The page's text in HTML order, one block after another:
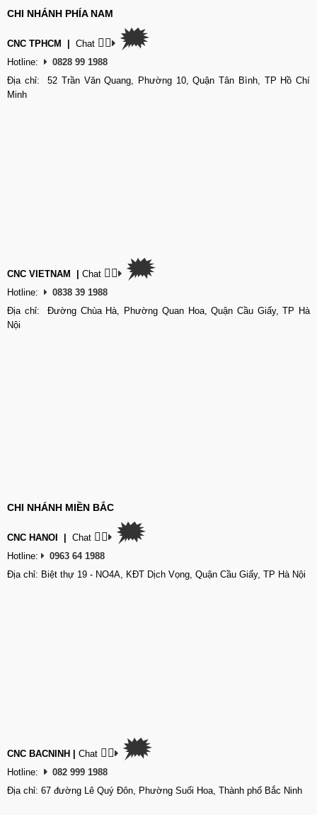
CHI NHÁNH PHÍA NAM
CNC TPHCM Chat 👉🏽 🗯
Hotline:
0828 99 1988
Địa chỉ: 52 Trần Văn Quang, Phường 10, Quận Tân Bình, TP Hồ Chí
Minh
CNC VIETNAM Chat 👉🏽 🗯
Hotline:
0838 39 1988
Địa chỉ: Đường Chùa Hà, Phường Quan Hoa, Quận Cầu Giấy, TP Hà
Nội
CHI NHÁNH MIỀN BẮC
CNC HANOI Chat 👉🏽 🗯
Hotline:
0963 64 1988
Địa chỉ: Biệt thự 19 - NO4A, KĐT Dịch Vọng, Quận Cầu Giấy, TP Hà Nội
CNC BACNINH Chat 👉🏽 🗯
Hotline:
082 999 1988
Địa chỉ: 67 đường Lê Quý Đôn, Phường Suối Hoa, Thành phố Bắc Ninh